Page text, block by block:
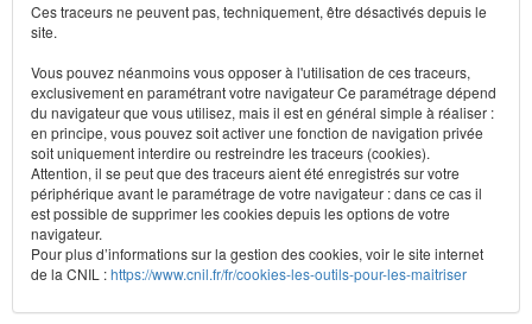
Ces traceurs ne peuvent pas, techniquement, être désactivés depuis le
site.
Vous pouvez néanmoins vous opposer à l'utilisation de ces traceurs,
exclusivement en paramétrant votre navigateur Ce paramétrage dépend
du navigateur que vous utilisez, mais il est en général simple à réaliser :
en principe, vous pouvez soit activer une fonction de navigation privée
soit uniquement interdire ou restreindre les traceurs (cookies).
Attention, il se peut que des traceurs aient été enregistrés sur votre
périphérique avant le paramétrage de votre navigateur : dans ce cas il
est possible de supprimer les cookies depuis les options de votre
navigateur.
Pour plus d’informations sur la gestion des cookies, voir le site internet
de la CNIL :https://www.cnil.fr/fr/cookies-les-outils-pour-les-maitriser